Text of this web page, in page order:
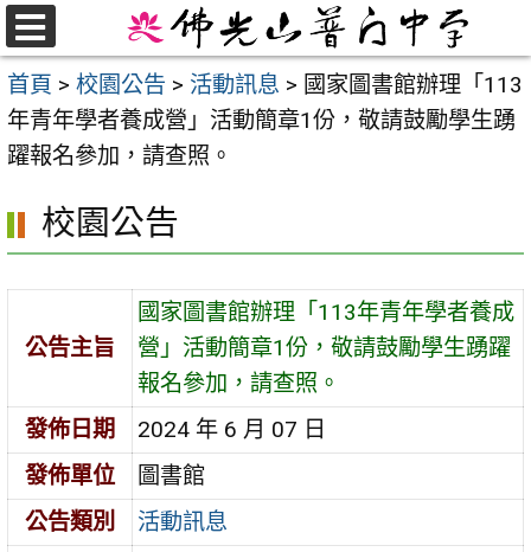
跳
至
主
要
內
首頁 > 校園公告 > 活動訊息 > 國家圖書館辦理「113
年青年學者養成營」活動簡章1份，敬請鼓勵學生踴
躍報名參加，請查照。
校園公告
公告主旨
國家圖書館辦理「113年青年學者養成
營」活動簡章1份，敬請鼓勵學生踴躍
報名參加，請查照。
發佈日期
2024 年 6 月 07 日
發佈單位
圖書館
公告類別
活動訊息
選
單